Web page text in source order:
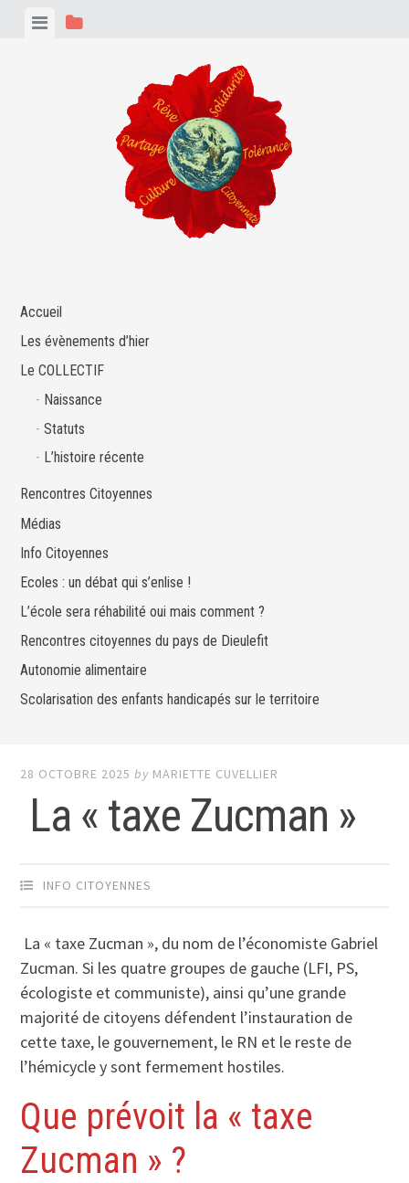
ViewView
Accueil
Les évènements d’hier
Le COLLECTIF
Naissance
Statuts
L’histoire récente
Rencontres Citoyennes
Médias
Info Citoyennes
Ecoles : un débat qui s’enlise !
L’école sera réhabilité oui mais comment ?
Rencontres citoyennes du pays de Dieulefit
Autonomie alimentaire
Scolarisation des enfants handicapés sur le territoire
28 OCTOBRE 2025 by MARIETTE CUVELLIER
La « taxe Zucman »
INFO CITOYENNES
La « taxe Zucman », du nom de l’économiste Gabriel
Zucman. Si les quatre groupes de gauche (LFI, PS,
écologiste et communiste), ainsi qu’une grande
majorité de citoyens défendent l’instauration de
cette taxe, le gouvernement, le RN et le reste de
l’hémicycle y sont fermement hostiles.
Que prévoit la « taxe
Zucman » ?